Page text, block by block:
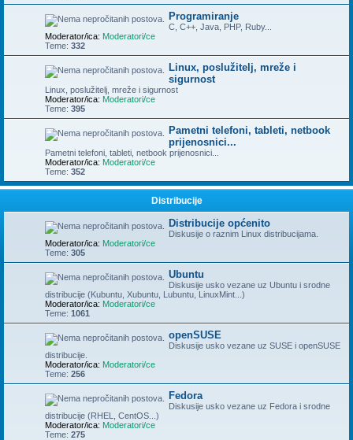
Programiranje
C, C++, Java, PHP, Ruby...
Moderator/ica: Moderatori/ce
Teme: 332
Linux, poslužitelj, mreže i
sigurnost
Linux, poslužitelj, mreže i sigurnost
Moderator/ica: Moderatori/ce
Teme: 395
Pametni telefoni, tableti, netbook
prijenosnici...
Pametni telefoni, tableti, netbook prijenosnici...
Moderator/ica: Moderatori/ce
Teme: 352
Distribucije
Distribucije općenito
Diskusije o raznim Linux distribucijama.
Moderator/ica: Moderatori/ce
Teme: 305
Ubuntu
Diskusije usko vezane uz Ubuntu i srodne
distribucije (Kubuntu, Xubuntu, Lubuntu, LinuxMint...)
Moderator/ica: Moderatori/ce
Teme: 1061
openSUSE
Diskusije usko vezane uz SUSE i openSUSE
distribucije.
Moderator/ica: Moderatori/ce
Teme: 256
Fedora
Diskusije usko vezane uz Fedora i srodne
distribucije (RHEL, CentOS...)
Moderator/ica: Moderatori/ce
Teme: 275